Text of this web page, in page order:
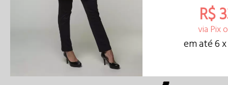
R$
via Pix
em até 6